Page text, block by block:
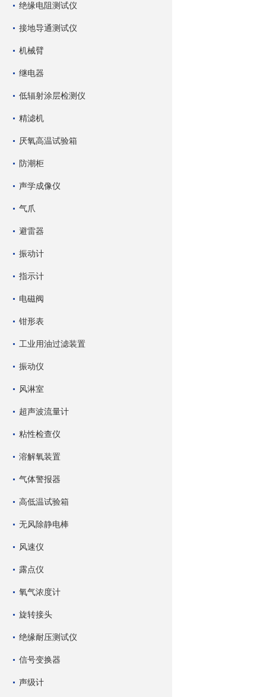
绝缘电阻测试仪
接地导通测试仪
机械臂
继电器
低辐射涂层检测仪
精滤机
厌氧高温试验箱
防潮柜
声学成像仪
气爪
避雷器
振动计
指示计
电磁阀
钳形表
工业用油过滤装置
振动仪
风淋室
超声波流量计
粘性检查仪
溶解氧装置
气体警报器
高低温试验箱
无风除静电棒
风速仪
露点仪
氧气浓度计
旋转接头
绝缘耐压测试仪
信号变换器
声级计